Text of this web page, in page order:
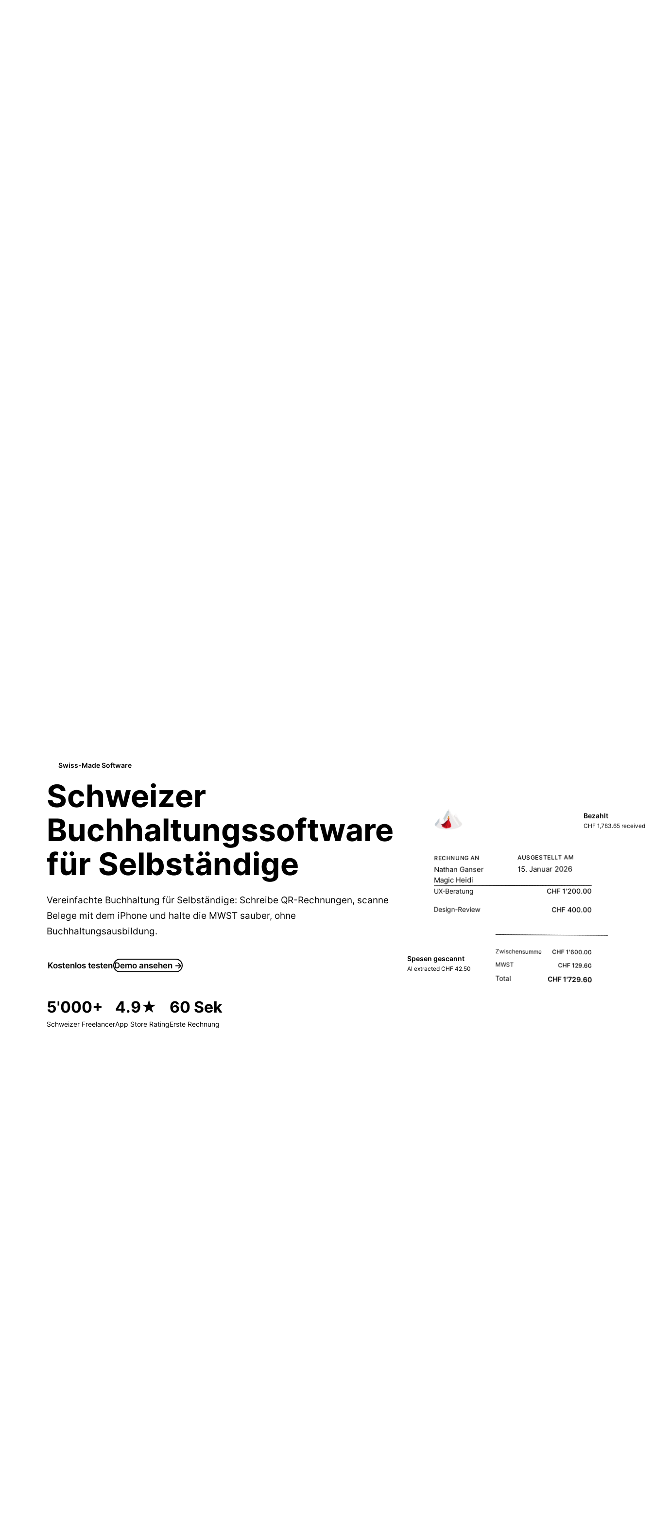
Swiss-Made Software
Schweizer
Buchhaltungssoftware
für Selbständige
Vereinfachte Buchhaltung für Selbständige: Schreibe QR-Rechnungen, scanne
Belege mit dem iPhone und halte die MWST sauber, ohne
Buchhaltungsausbildung.
Kostenlos testenDemo ansehen →
5'000+
Schweizer Freelancer
4.9★
App Store Rating
60 Sek
Erste Rechnung
RECHNUNG AN
Nathan Ganser
Magic Heidi
AUSGESTELLT AM
15. Januar 2026
UX-Beratung CHF 1'200.00
Design-Review CHF 400.00
Zwischensumme CHF 1'600.00
MWST CHF 129.60
Total CHF 1'729.60
Bezahlt
CHF 1,783.65 received
Spesen gescannt
AI extracted CHF 42.50